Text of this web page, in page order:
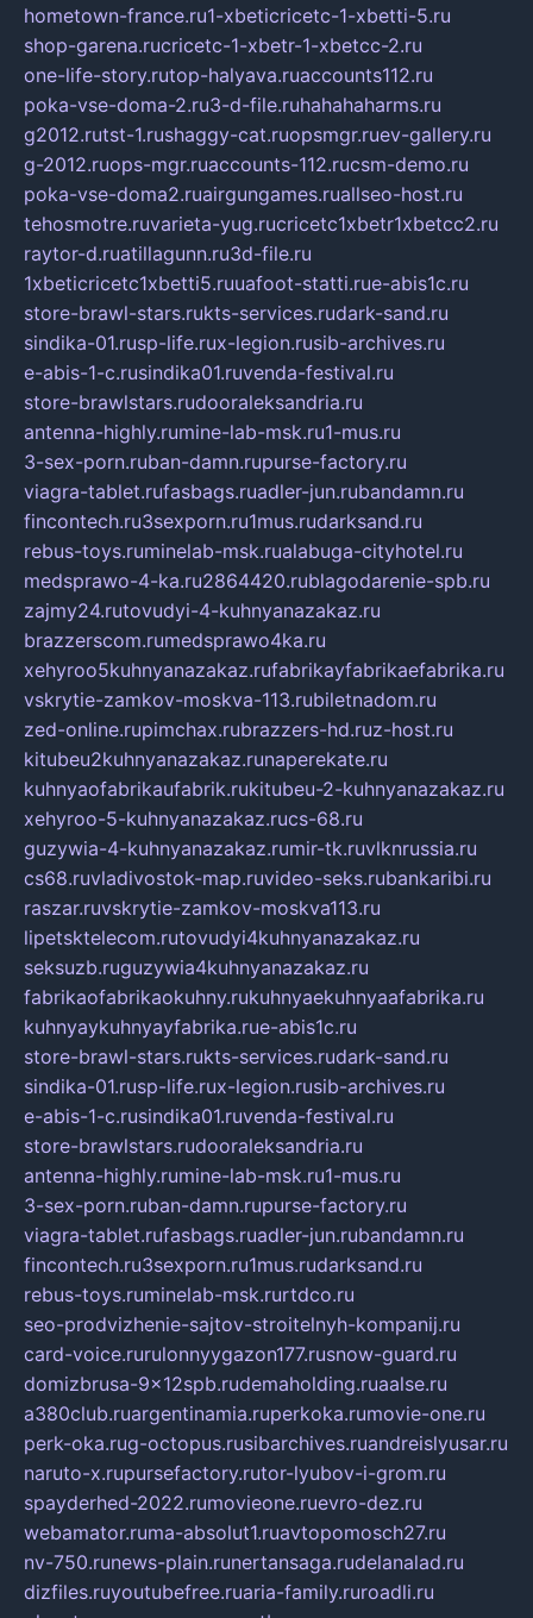
hometown-france.ru1-xbeticricetc-1-xbetti-5.ru
shop-garena.rucricetc-1-xbetr-1-xbetcc-2.ru
one-life-story.rutop-halyava.ruaccounts112.ru
poka-vse-doma-2.ru3-d-file.ruhahahaharms.ru
g2012.rutst-1.rushaggy-cat.ruopsmgr.ruev-gallery.ru
g-2012.ruops-mgr.ruaccounts-112.rucsm-demo.ru
poka-vse-doma2.ruairgungames.ruallseo-host.ru
tehosmotre.ruvarieta-yug.rucricetc1xbetr1xbetcc2.ru
raytor-d.ruatillagunn.ru3d-file.ru
1xbeticricetc1xbetti5.ruuafoot-statti.rue-abis1c.ru
store-brawl-stars.rukts-services.rudark-sand.ru
sindika-01.rusp-life.rux-legion.rusib-archives.ru
e-abis-1-c.rusindika01.ruvenda-festival.ru
store-brawlstars.rudooraleksandria.ru
antenna-highly.rumine-lab-msk.ru1-mus.ru
3-sex-porn.ruban-damn.rupurse-factory.ru
viagra-tablet.rufasbags.ruadler-jun.rubandamn.ru
fincontech.ru3sexporn.ru1mus.rudarksand.ru
rebus-toys.ruminelab-msk.rualabuga-cityhotel.ru
medsprawo-4-ka.ru2864420.rublagodarenie-spb.ru
zajmy24.rutovudyi-4-kuhnyanazakaz.ru
brazzerscom.rumedsprawo4ka.ru
xehyroo5kuhnyanazakaz.rufabrikayfabrikaefabrika.ru
vskrytie-zamkov-moskva-113.rubiletnadom.ru
zed-online.rupimchax.rubrazzers-hd.ruz-host.ru
kitubeu2kuhnyanazakaz.runaperekate.ru
kuhnyaofabrikaufabrik.rukitubeu-2-kuhnyanazakaz.ru
xehyroo-5-kuhnyanazakaz.rucs-68.ru
guzywia-4-kuhnyanazakaz.rumir-tk.ruvlknrussia.ru
cs68.ruvladivostok-map.ruvideo-seks.rubankaribi.ru
raszar.ruvskrytie-zamkov-moskva113.ru
lipetsktelecom.rutovudyi4kuhnyanazakaz.ru
seksuzb.ruguzywia4kuhnyanazakaz.ru
fabrikaofabrikaokuhny.rukuhnyaekuhnyaafabrika.ru
kuhnyaykuhnyayfabrika.rue-abis1c.ru
store-brawl-stars.rukts-services.rudark-sand.ru
sindika-01.rusp-life.rux-legion.rusib-archives.ru
e-abis-1-c.rusindika01.ruvenda-festival.ru
store-brawlstars.rudooraleksandria.ru
antenna-highly.rumine-lab-msk.ru1-mus.ru
3-sex-porn.ruban-damn.rupurse-factory.ru
viagra-tablet.rufasbags.ruadler-jun.rubandamn.ru
fincontech.ru3sexporn.ru1mus.rudarksand.ru
rebus-toys.ruminelab-msk.rurtdco.ru
seo-prodvizhenie-sajtov-stroitelnyh-kompanij.ru
card-voice.rurulonnyygazon177.rusnow-guard.ru
domizbrusa-9x12spb.rudemaholding.ruaalse.ru
a380club.ruargentinamia.ruperkoka.rumovie-one.ru
perk-oka.rug-octopus.rusibarchives.ruandreislyusar.ru
naruto-x.rupursefactory.rutor-lyubov-i-grom.ru
spayderhed-2022.rumovieone.ruevro-dez.ru
webamator.ruma-absolut1.ruavtopomosch27.ru
nv-750.runews-plain.runertansaga.rudelanalad.ru
dizfiles.ruyoutubefree.ruaria-family.ruroadli.ru